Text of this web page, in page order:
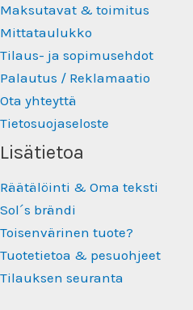
Maksutavat & toimitus
Mittataulukko
Tilaus- ja sopimusehdot
Palautus / Reklamaatio
Ota yhteyttä
Tietosuojaseloste
Lisätietoa
Räätälöinti & Oma teksti
Sol´s brändi
Toisenvärinen tuote?
Tuotetietoa & pesuohjeet
Tilauksen seuranta